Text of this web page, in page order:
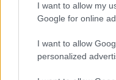
I want to allow my
Google for online
I want to allow
personalized